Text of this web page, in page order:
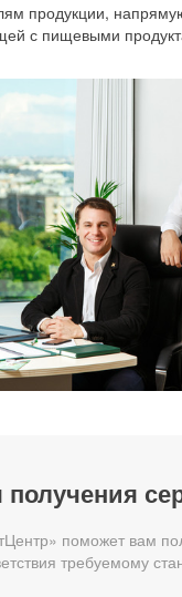
продукции,
с пищевыми
получения
поможет вам
требуемому